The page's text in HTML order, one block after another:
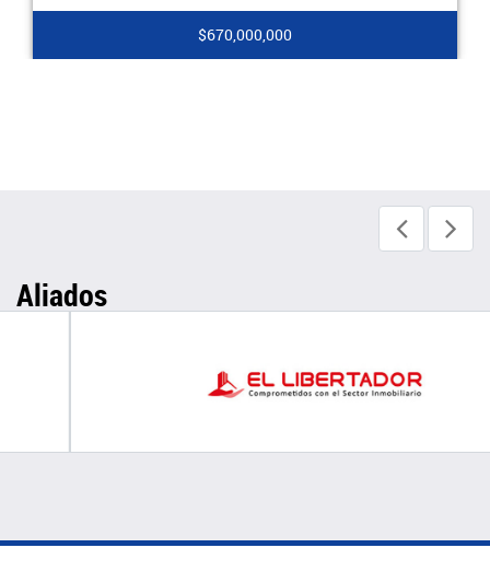
$530,000,000
Aliados